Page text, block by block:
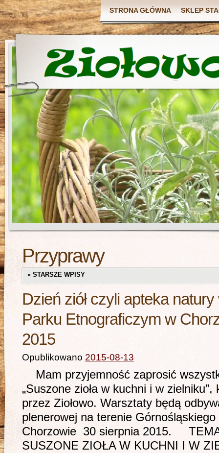
STRONA GŁÓWNA SKLEP
Przyprawy
« STARSZE WPISY
Dzień ziół czyli apteka
Parku Etnograficzym w
2015
Opublikowano 2015-08-13
Mam przyjemność zaprosić
„Suszone zioła w kuchni i w
przez Ziołowo. Warsztaty będą
plenerowej na terenie
Chorzowie 30 sierpnia 2015.
SUSZONE ZIOŁA W KUCHNI I W